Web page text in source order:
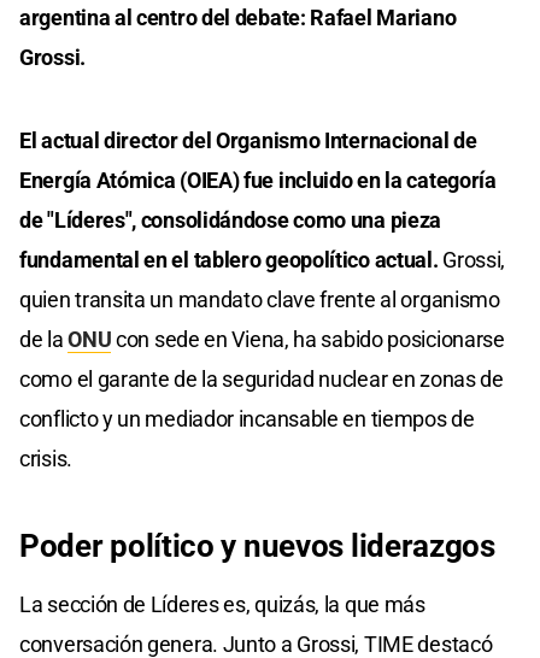
argentina al centro del debate: Rafael Mariano
Grossi.
El actual director del Organismo Internacional de
Energía Atómica (OIEA) fue incluido en la categoría
de "Líderes", consolidándose como una pieza
fundamental en el tablero geopolítico actual. Grossi,
quien transita un mandato clave frente al organismo
de laONUcon sede en Viena, ha sabido posicionarse
como el garante de la seguridad nuclear en zonas de
conflicto y un mediador incansable en tiempos de
crisis.
Poder político y nuevos liderazgos
La sección de Líderes es, quizás, la que más
conversación genera. Junto a Grossi, TIME destacó